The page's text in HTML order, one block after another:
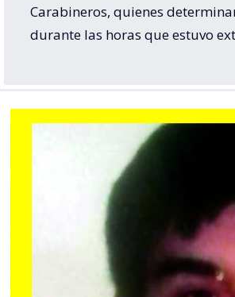
Carabineros, quienes
durante las horas que estuvo